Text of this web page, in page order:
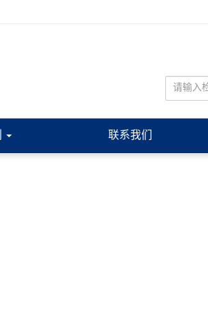
联系我们